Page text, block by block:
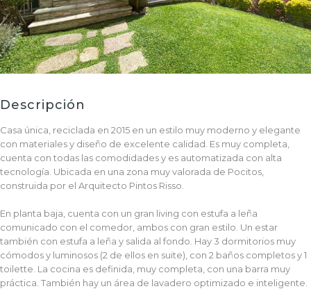
Descripción
Casa única, reciclada en 2015 en un estilo muy moderno y elegante
con materiales y diseño de excelente calidad. Es muy completa,
cuenta con todas las comodidades y es automatizada con alta
tecnología. Ubicada en una zona muy valorada de Pocitos,
construida por el Arquitecto Pintos Risso.
En planta baja, cuenta con un gran living con estufa a leña
comunicado con el comedor, ambos con gran estilo. Un estar
también con estufa a leña y salida al fondo. Hay 3 dormitorios muy
cómodos y luminosos (2 de ellos en suite), con 2 baños completos y 1
toilette. La cocina es definida, muy completa, con una barra muy
práctica. También hay un área de lavadero optimizado e inteligente.